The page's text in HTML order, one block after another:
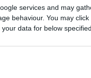
services and may
behaviour. You may
data for below
ПО для заражения
кибершпионажа с
встроенной в
специально
в целевых
дня в ОС Windows,